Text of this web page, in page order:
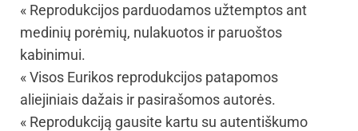
« Reprodukcijos parduodamos užtemptos ant
medinių porėmių, nulakuotos ir paruoštos
kabinimui.
« Visos Eurikos reprodukcijos patapomos
aliejiniais dažais ir pasirašomos autorės.
« Reprodukciją gausite kartu su autentiškumo